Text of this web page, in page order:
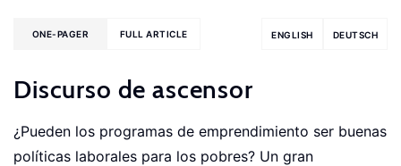
ENGLISH DEUTSCH
ONE-PAGER FULL ARTICLE
Discurso de ascensor
¿Pueden los programas de emprendimiento ser buenas
políticas laborales para los pobres? Un gran